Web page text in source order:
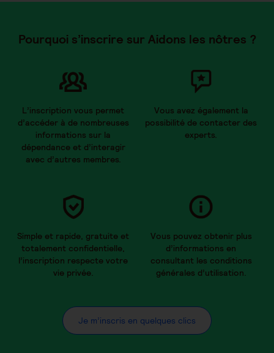
Pourquoi s’inscrire sur Aidons les nôtres ?
L’inscription vous permet
d’accéder à de nombreuses
informations sur la
dépendance et d’interagir
avec d’autres membres.
Vous avez également la
possibilité de contacter des
experts.
Simple et rapide, gratuite et
totalement confidentielle,
l’inscription respecte votre
vie privée.
Vous pouvez obtenir plus
d’informations en
consultant les conditions
générales d’utilisation.
Je m’inscris en quelques clics